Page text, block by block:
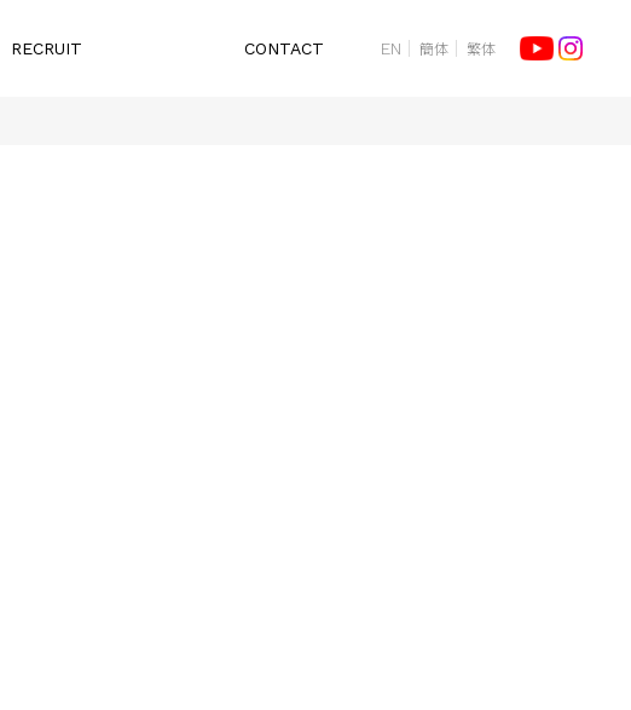
RECRUIT CONTACT EN 簡体 繁体